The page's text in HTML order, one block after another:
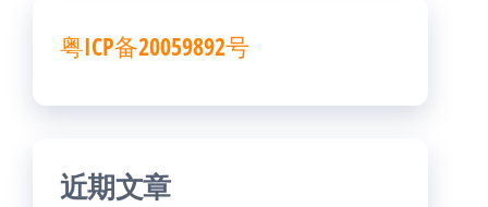
粤ICP备20059892号
近期文章